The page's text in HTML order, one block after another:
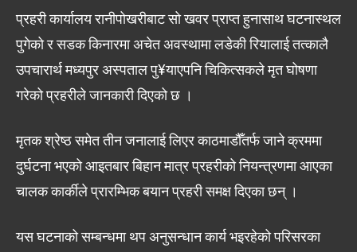
प्रहरी कार्यालय रानीपोखरीबाट सो खवर प्राप्त हुनासाथ घटनास्थल
पुगेको र सडक किनारमा अचेत अवस्थामा लडेकी रियालाई तत्कालै
उपचारार्थ मध्यपुर अस्पताल पु¥याएपनि चिकित्सकले मृत घोषणा
गरेको प्रहरीले जानकारी दिएको छ ।
मृतक श्रेष्ठ समेत तीन जनालाई लिएर काठमाडौँतर्फ जाने क्रममा
दुर्घटना भएको आइतबार बिहान मात्र प्रहरीको नियन्त्रणमा आएका
चालक कार्कीले प्रारम्भिक बयान प्रहरी समक्ष दिएका छन् ।
यस घटनाको सम्बन्धमा थप अनुसन्धान कार्य भइरहेको परिसरका